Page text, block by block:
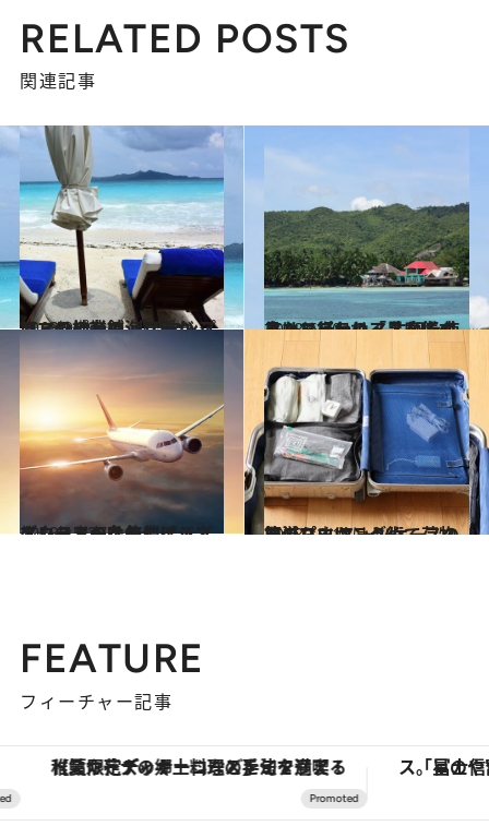
RELATED POSTS
関連記事
2018.9.29
フィリピンの海に浮かぶアマンの老舗 「アマンプロ」の神業マッサージ
旅＆お出かけ 2018.6.30
フィリピンの「黒魔術の島」で行われる 生卵を使ったミステリアスな儀式とは
旅＆お出かけ
2018.12.27
エコノミーなのにビジネスクラスへ!? 無償アップグレードの条件とは？
旅＆お出かけ 2018.10.18
旅のプロはこうして荷物を減らす スーツケースの簡単パッキング術
旅＆お出かけ
FEATURE
フィーチャー記事
【夏限定ディナーコース】旬を迎える稚鮎や花ズッキーニなどをイタリア・トスカーナの郷土料理の手法で満喫！